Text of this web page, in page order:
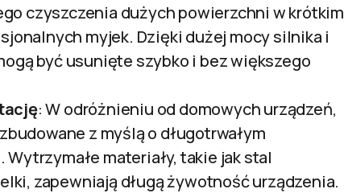
czyszczenia dużych powierzchni w krótkim
myjek. Dzięki dużej mocy silnika i
być usunięte szybko i bez większego
: W odróżnieniu od domowych urządzeń,
z myślą o długotrwałym
materiały, takie jak stal
zapewniają długą żywotność urządzenia.